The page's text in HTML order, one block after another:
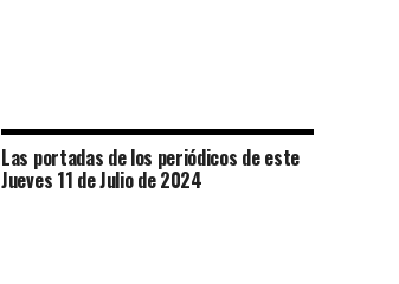
Las portadas de los periódicos de este
Jueves 11 de Julio de 2024